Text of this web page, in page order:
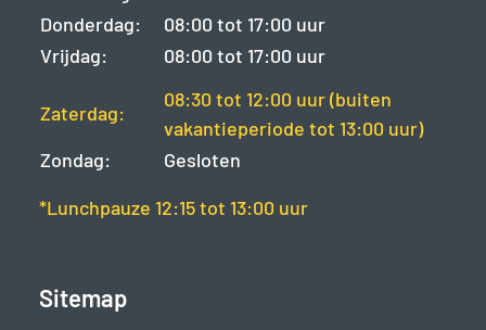
Donderdag:
08:00 tot 17:00 uur
Vrijdag:
08:00 tot 17:00 uur
Zaterdag:
08:30 tot 12:00 uur (buiten
vakantieperiode tot 13:00 uur)
Zondag:
Gesloten
*Lunchpauze 12:15 tot 13:00 uur
Sitemap